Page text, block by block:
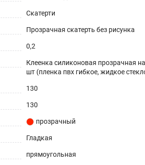
Скатерти
Прозрачная скатерть без рисунка
0,2
Клеенка силиконовая прозрачная на
шт (пленка пвх гибкое, жидкое
130
130
прозрачный
Гладкая
прямоугольная